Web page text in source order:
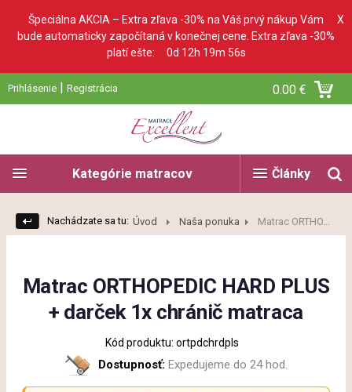
Špeciálna AKCIA – Extra zľava -30% na Váš prvý nákup Vám
bude automaticky započítaná v konečnej cene. Extra zľava -30%
platí ešte: 0d 12h 19m 55s
X
Prihlásenie | Registrácia 0.00 €
Články
Kategórie matracov
Nachádzate sa tu: Úvod Naša ponuka Matrac ORTHO...
Matrac ORTHOPEDIC HARD PLUS
+ darček 1x chránič matraca
Kód produktu: ortpdchrdpls
Dostupnosť: Expedujeme do 24 hod.